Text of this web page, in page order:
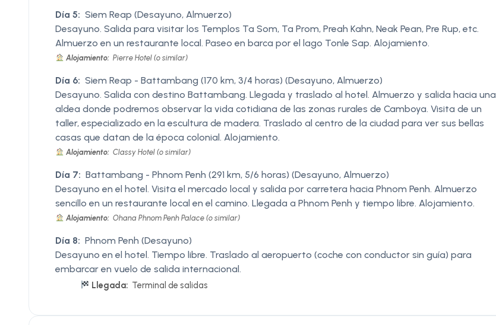
Día 5: Siem Reap (Desayuno, Almuerzo)
Desayuno. Salida para visitar los Templos Ta Som, Ta Prom, Preah Kahn, Neak Pean, Pre Rup, etc.
Almuerzo en un restaurante local. Paseo en barca por el lago Tonle Sap. Alojamiento.
Alojamiento: Pierre Hotel (o similar)
Día 6: Siem Reap - Battambang (170 km, 3/4 horas) (Desayuno, Almuerzo)
Desayuno. Salida con destino Battambang. Llegada y traslado al hotel. Almuerzo y salida hacia una
aldea donde podremos observar la vida cotidiana de las zonas rurales de Camboya. Visita de un
taller, especializado en la escultura de madera. Traslado al centro de la ciudad para ver sus bellas
casas que datan de la época colonial. Alojamiento.
Alojamiento: Classy Hotel (o similar)
Día 7: Battambang - Phnom Penh (291 km, 5/6 horas) (Desayuno, Almuerzo)
Desayuno en el hotel. Visita el mercado local y salida por carretera hacia Phnom Penh. Almuerzo
sencillo en un restaurante local en el camino. Llegada a Phnom Penh y tiempo libre. Alojamiento.
Alojamiento: Ohana Phnom Penh Palace (o similar)
Día 8: Phnom Penh (Desayuno)
Desayuno en el hotel. Tiempo libre. Traslado al aeropuerto (coche con conductor sin guía) para
embarcar en vuelo de salida internacional.
Llegada: Terminal de salidas